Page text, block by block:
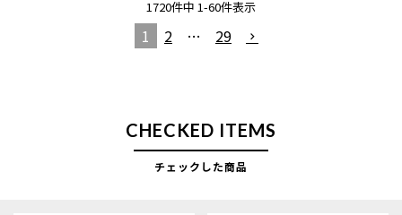
1720件中 1-60件表示
1 2 … 29
CHECKED ITEMS
チェックした商品